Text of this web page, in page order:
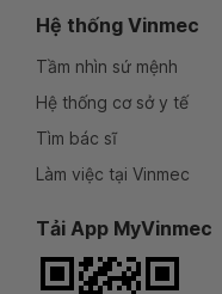
Hệ thống Vinmec
Tầm nhìn sứ mệnh
Hệ thống cơ sở y tế
Tìm bác sĩ
Làm việc tại Vinmec
Tải App MyVinmec